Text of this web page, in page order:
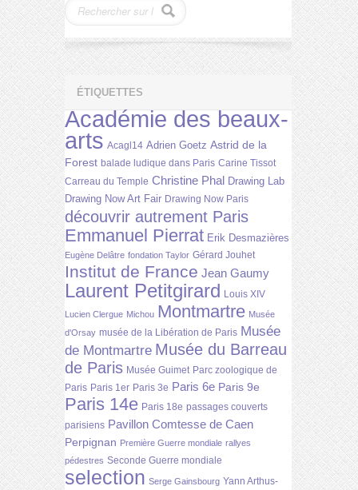
ÉTIQUETTES
Académie des beaux-
arts Acagl14 Adrien Goetz Astrid de la
Forest balade ludique dans Paris Carine Tissot
Carreau du Temple Christine Phal Drawing Lab
Drawing Now Art Fair Drawing Now Paris
découvrir autrement Paris
Emmanuel Pierrat Erik Desmazières
Eugène Delâtre fondation Taylor Gérard Jouhet
Institut de France Jean Gaumy
Laurent Petitgirard Louis XIV
Lucien Clergue Michou Montmartre Musée
d'Orsay musée de la Libération de Paris Musée
de Montmartre Musée du Barreau
de Paris Musée Guimet Parc zoologique de
Paris Paris 1er Paris 3e Paris 6e Paris 9e
Paris 14e Paris 18e passages couverts
parisiens Pavillon Comtesse de Caen
Perpignan Première Guerre mondiale rallyes
pédestres Seconde Guerre mondiale
selection Serge Gainsbourg Yann Arthus-